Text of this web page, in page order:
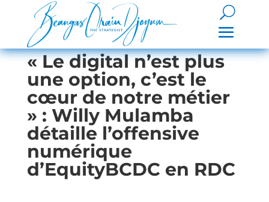
« Le digital n’est plus
une option, c’est le
cœur de notre métier
» : Willy Mulamba
détaille l’offensive
numérique
d’EquityBCDC en RDC